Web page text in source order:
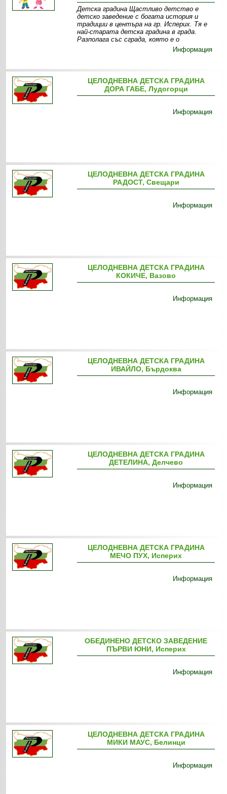
Детска градина Щастливо детство е
детско заведение с богата история и
традиции в центъра на гр. Исперих. Тя е
най-старата детска градина в града.
Разполага със сграда, която е о
Информация
ЦЕЛОДНЕВНА ДЕТСКА ГРАДИНА
ДОРА ГАБЕ, Лудогорци
Информация
ЦЕЛОДНЕВНА ДЕТСКА ГРАДИНА
РАДОСТ, Свещари
Информация
ЦЕЛОДНЕВНА ДЕТСКА ГРАДИНА
КОКИЧЕ, Вазово
Информация
ЦЕЛОДНЕВНА ДЕТСКА ГРАДИНА
ИВАЙЛО, Бърдоква
Информация
ЦЕЛОДНЕВНА ДЕТСКА ГРАДИНА
ДЕТЕЛИНА, Делчево
Информация
ЦЕЛОДНЕВНА ДЕТСКА ГРАДИНА
МЕЧО ПУХ, Исперих
Информация
ОБЕДИНЕНО ДЕТСКО ЗАВЕДЕНИЕ
ПЪРВИ ЮНИ, Исперих
Информация
ЦЕЛОДНЕВНА ДЕТСКА ГРАДИНА
МИКИ МАУС, Белинци
Информация